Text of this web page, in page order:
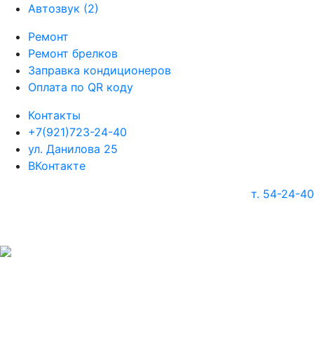
Автозвук (2)
Ремонт
Ремонт брелков
Заправка кондиционеров
Оплата по QR коду
Контакты
+7(921)723-24-40
ул. Данилова 25
ВКонтакте
т. 54-24-40